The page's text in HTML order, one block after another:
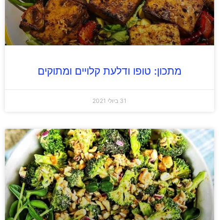
מתכון: טופו ודלעת קלויים ומתוקים
31 ביולי 2021